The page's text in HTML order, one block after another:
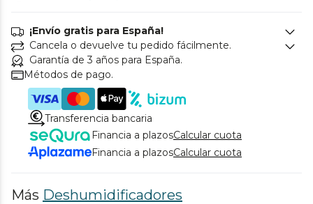
¡Envío gratis para España!
Cancela o devuelve tu pedido fácilmente.
Garantía de 3 años para España.
Métodos de pago.
Transferencia bancaria
Financia a plazosCalcular cuota
Financia a plazosCalcular cuota
Más Deshumidificadores